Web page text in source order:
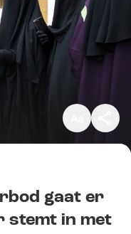
Klein
Standaard
Groot
gaat er
stemt in met